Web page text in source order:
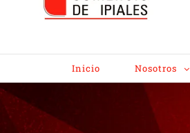
Inicio Nosotros